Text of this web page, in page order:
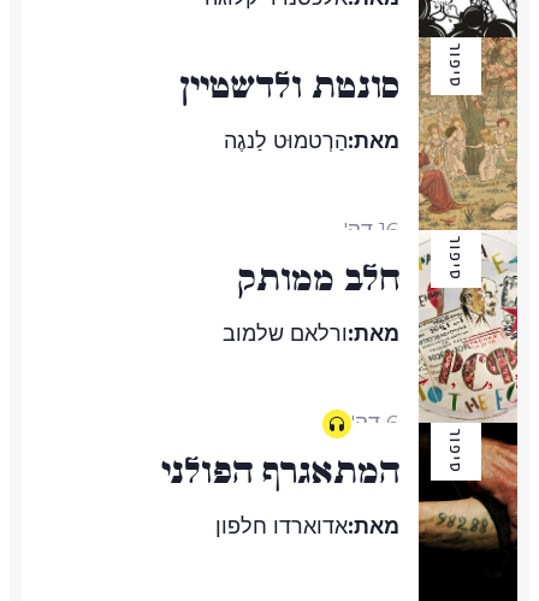
5 דק' סיפור סונטת ולדשטיין
מאת:הַרְטמוּט לַנגֶה
16 דק'
סיפור חלב ממותק
מאת:ורלאם שלמוב
6 דק'
סיפור המתאגרף הפולני
מאת:אדוארדו חלפון